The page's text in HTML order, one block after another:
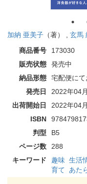
加納 亜美子 （著） , 玄馬
商品番号
173030
販売状態
発売中
納品形態
宅配便にて
発売日
2022年04
出荷開始日
2022年04
ISBN
判型
B5
ページ数
288
キーワード
趣味 生活
育て
あた